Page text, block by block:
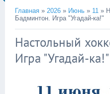
Главная » 2026 » Июнь » 11 »
Бадминтон. Игра "Угадай-ка!"
Настольный
Игра "Угадай-ка!"